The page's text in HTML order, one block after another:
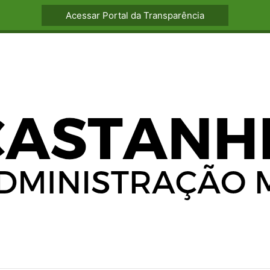
Acessar Portal da Transparência